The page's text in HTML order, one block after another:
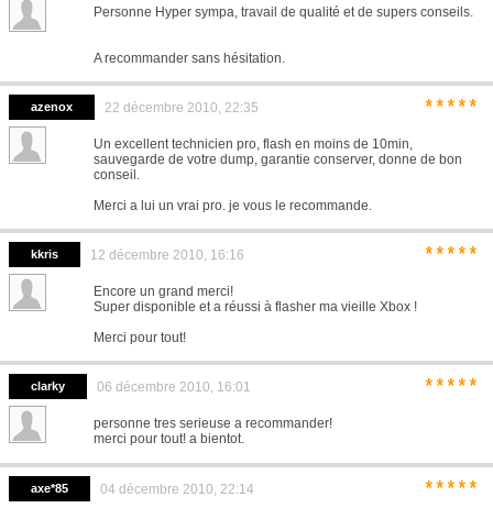
Personne Hyper sympa, travail de qualité et de supers conseils.
A recommander sans hésitation.
azenox 22 décembre 2010, 22:35 *****
Un excellent technicien pro, flash en moins de 10min,
sauvegarde de votre dump, garantie conserver, donne de bon
conseil.
Merci a lui un vrai pro. je vous le recommande.
kkris 12 décembre 2010, 16:16 *****
Encore un grand merci!
Super disponible et a réussi à flasher ma vieille Xbox !
Merci pour tout!
clarky 06 décembre 2010, 16:01 *****
personne tres serieuse a recommander!
merci pour tout! a bientot.
axe*85 04 décembre 2010, 22:14 *****